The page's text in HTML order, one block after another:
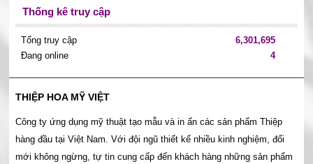
Thống kê truy cập
Tổng truy cập
6,301,695
Đang online
4
THIỆP HOA MỸ VIỆT
Công ty ứng dụng mỹ thuật tạo mẫu và in ấn các sản phẩm Thiệp
hàng đầu tại Việt Nam. Với đội ngũ thiết kế nhiều kinh nghiệm, đổi
mới không ngừng, tự tin cung cấp đến khách hàng những sản phẩm